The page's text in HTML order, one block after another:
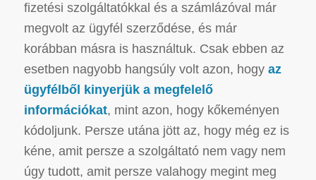
fizetési szolgáltatókkal és a számlázóval már
megvolt az ügyfél szerződése, és már
korábban másra is használtuk. Csak ebben az
esetben nagyobb hangsúly volt azon, hogy az
ügyfélből kinyerjük a megfelelő
információkat, mint azon, hogy kőkeményen
kódoljunk. Persze utána jött az, hogy még ez is
kéne, amit persze a szolgáltató nem vagy nem
úgy tudott, amit persze valahogy megint meg